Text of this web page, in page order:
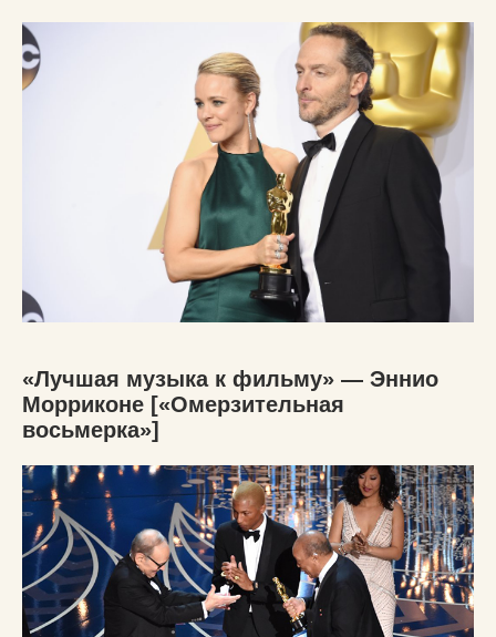
«Лучшая музыка к фильму» — Эннио
Морриконе [«Омерзительная
восьмерка»]